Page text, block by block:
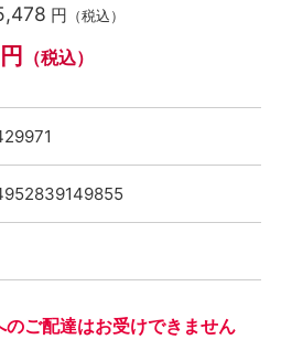
円 （税込）
円 （税込）
ご配達はお受けできません